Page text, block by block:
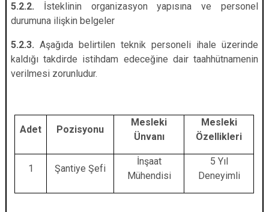
5.2.2. İsteklinin organizasyon yapısına ve personel
durumuna ilişkin belgeler
5.2.3.Aşağıda belirtilen teknik personeli ihale üzerinde
kaldığı takdirde istihdam edeceğine dair taahhütnamenin
verilmesi zorunludur.
Adet Pozisyonu
Mesleki
Ünvanı
Mesleki
Özellikleri
1 Şantiye Şefi
İnşaat
Mühendisi
5 Yıl
Deneyimli